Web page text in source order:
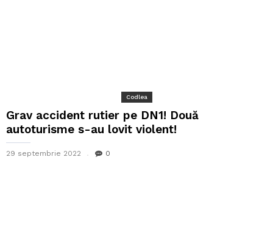
Codlea
Grav accident rutier pe DN1! Două
autoturisme s-au lovit violent!
29 septembrie 2022 0